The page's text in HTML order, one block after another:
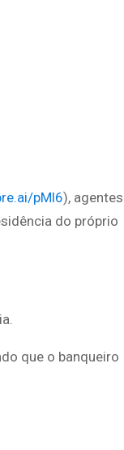
pMl6), agentes
do próprio
que o banqueiro